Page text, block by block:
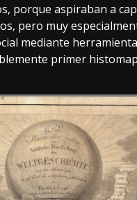
porque aspiraban a
pero muy
mediante
primer